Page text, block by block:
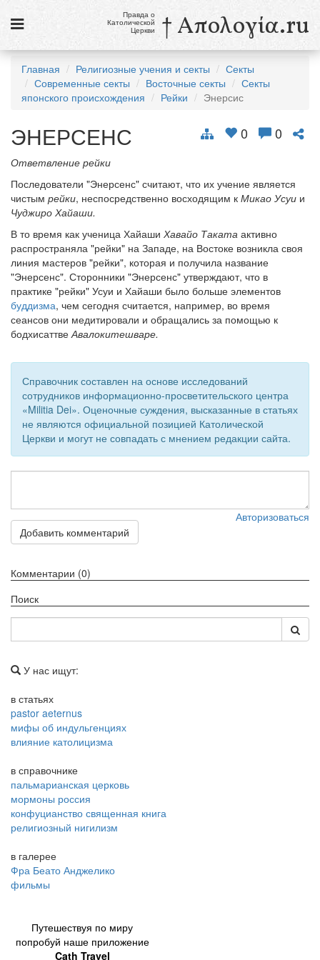
Новости
Галерея
Ссылки
Религиозные учения и секты, справочник
8 августа
Св. Доминик, священник
см. календарь
mail@apologia.ru
Отправить сообщение
Вход
Правда о
Католической
Церкви † Απολογία.ru
Главная Религиозные учения и секты
Секты
Современные секты
Восточные секты
Секты
японского происхождения
Рейки Энерсис
0 0
ЭНЕРСЕНС
Ответвление рейки
Последователи "Энерсенс" считают, что их учение является
чистым рейки, неспосредственно восходящим к Микао Усуи и
Чуджиро Хайаши.
В то время как ученица Хайаши Хавайо Таката активно
распространяла "рейки" на Западе, на Востоке возникла своя
линия мастеров "рейки", которая и получила название
"Энерсенс". Сторонники "Энерсенс" утверждают, что в
практике "рейки" Усуи и Хайаши было больше элементов
буддизма, чем сегодня считается, например, во время
сеансов они медитировали и обращались за помощью к
бодхисаттвеАвалокитешваре.
Справочник составлен на основе исследований
сотрудников информационно-просветительского центра
«Militia Dei». Оценочные суждения, высказанные в статьях
не являются официальной позицией Католической
Церкви и могут не совпадать с мнением редакции сайта.
Авторизоваться
Добавить комментарий
Комментарии (0)
Поиск
У нас ищут:
в статьях
pastor aeternus
мифы об индульгенциях
влияние католицизма
в справочнике
пальмарианская церковь
мормоны россия
конфуцианство священная книга
религиозный нигилизм
в галерее
Фра Беато Анджелико
фильмы
Путешествуя по миру
попробуй наше приложение
Cath Travel